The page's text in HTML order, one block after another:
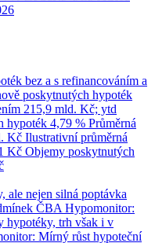
bez a s refinancováním a
poskytnutých hypoték
215,9 mld. Kč; ytd
hypoték 4,79 % Průměrná
Kč Ilustrativní průměrná
Kč Objemy poskytnutých
ale nejen silná poptávka
ČBA Hypomonitor:
hypotéky, trh však i v
Mírný růst hypoteční